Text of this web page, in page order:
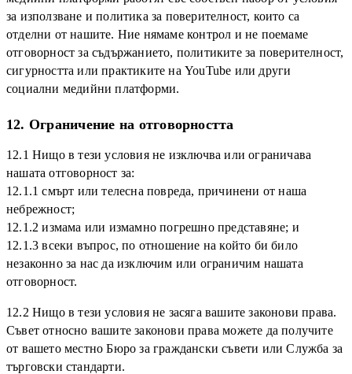
за използване и политика за поверителност, които са
отделни от нашите. Ние нямаме контрол и не поемаме
отговорност за съдържанието, политиките за поверителност,
сигурността или практиките на YouTube или други
социални медийни платформи.
12. Ограничение на отговорността
12.1 Нищо в тези условия не изключва или ограничава
нашата отговорност за:
12.1.1 смърт или телесна повреда, причинени от наша
небрежност;
12.1.2 измама или измамно погрешно представяне; и
12.1.3 всеки въпрос, по отношение на който би било
незаконно за нас да изключим или ограничим нашата
отговорност.
12.2 Нищо в тези условия не засяга вашите законови права.
Съвет относно вашите законови права можете да получите
от вашето местно Бюро за граждански съвети или Служба за
търговски стандарти.